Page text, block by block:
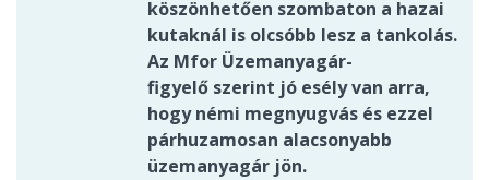
köszönhetően szombaton a hazai
kutaknál is olcsóbb lesz a tankolás.
Az Mfor Üzemanyagár-
figyelő szerint jó esély van arra,
hogy némi megnyugvás és ezzel
párhuzamosan alacsonyabb
üzemanyagár jön.